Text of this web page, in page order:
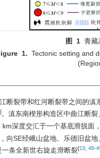
图 1 青藏
1. Tectonic setting and
断裂带和红河断裂带之间的
]。滇东南楔形构造区中曲江断
km深度交汇于一个基底滑脱面
向SE经峨山盆地、乐德旧盆
一条全新世右旋走滑断裂[19 48-